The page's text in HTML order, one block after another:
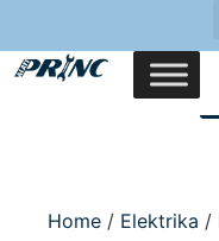
Home / Elektrika /